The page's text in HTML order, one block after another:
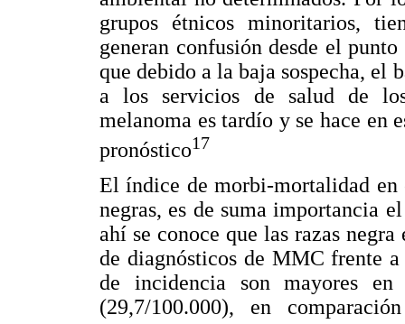
grupos étnicos minoritarios,
generan confusión desde el
que debido a la baja sospecha, el
a los servicios de salud de
melanoma es tardío y se hace en
pronóstico17
El índice de morbi-mortalidad en
negras, es de suma importancia
ahí se conoce que las razas
de diagnósticos de MMC frente
de incidencia son mayores
(29,7/100.000), en